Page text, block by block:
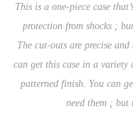
“This is a one-piece case
protection from shocks ;
The cut-outs are precise
can get this case in a
patterned finish. You can
need them ; but